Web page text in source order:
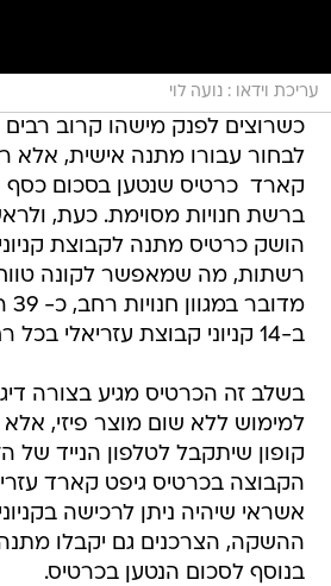
עריכת וידאו : נועה לוי
כשרוצים לפנק מישהו קרוב רבים
לבחור עבורו מתנה אישית, אלא
קארד  כרטיס שנטען בסכום
ברשת חנויות מסוימת. כעת,
הושק כרטיס מתנה לקבוצת
רשתות, מה שמאפשר לקונה טווח
ב-14 קניוני קבוצת עזריאלי בכל רחבי הארץ.
בשלב זה הכרטיס מגיע בצורה
למימוש ללא שום מוצר פיזי,
קופון שיתקבל לטלפון הנייד
הקבוצה בכרטיס גיפט קארד
אשראי שיהיה ניתן לרכישה
בנוסף לסכום הנטען בכרטיס.